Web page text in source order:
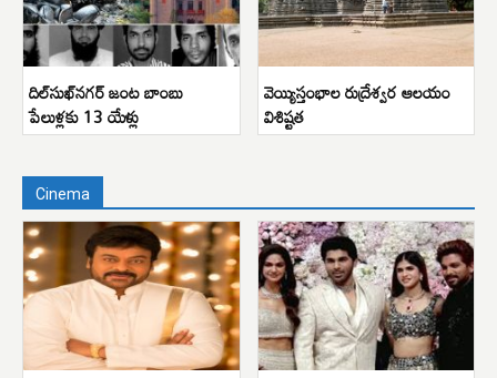
దిల్‌సుఖ్‌నగర్ జంట బాంబు
పేలుళ్లకు 13 యేళ్లు
వెయ్యిస్తంభాల రుద్రేశ్వర ఆలయం
విశిష్టత
Cinema